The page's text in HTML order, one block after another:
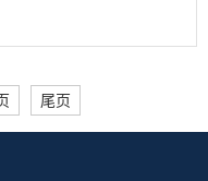
尾页